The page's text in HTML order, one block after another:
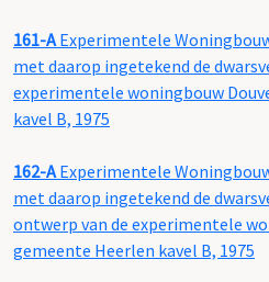
161-AExperimentele
met daarop ingetekend de
experimentele woningbouw
kavel B, 1975
162-AExperimentele
met daarop ingetekend de
ontwerp van de experimentele
gemeente Heerlen kavel B, 1975